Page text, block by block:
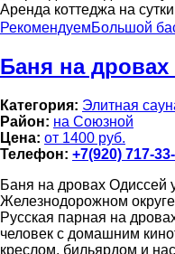
Аренда коттеджа на сутки
РекомендуемБольшой
Баня на
Категория: Элитная
Район: на Союзной
Цена: от 1400 руб.
Телефон: +7(920) 717-
Баня на дровах Одиссей
Железнодорожном округе
Русская парная на
человек с домашним
креслом, бильярдом и